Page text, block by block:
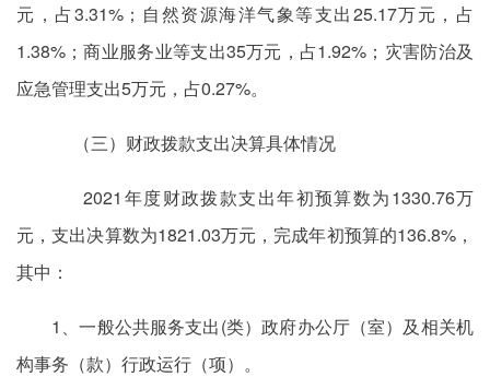
元，占3.31%；自然资源海洋气象等支出25.17万元，占
1.38%；商业服务业等支出35万元，占1.92%；灾害防治及
应急管理支出5万元，占0.27%。
（三）财政拨款支出决算具体情况
2021年度财政拨款支出年初预算数为1330.76万
元，支出决算数为1821.03万元，完成年初预算的136.8%，
其中：
1、一般公共服务支出(类）政府办公厅（室）及相关机
构事务（款）行政运行（项）。